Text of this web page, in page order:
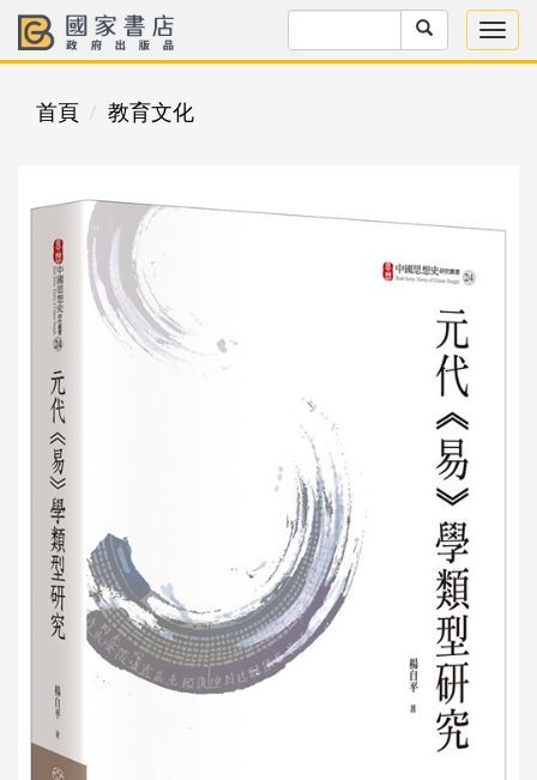
首頁 教育文化